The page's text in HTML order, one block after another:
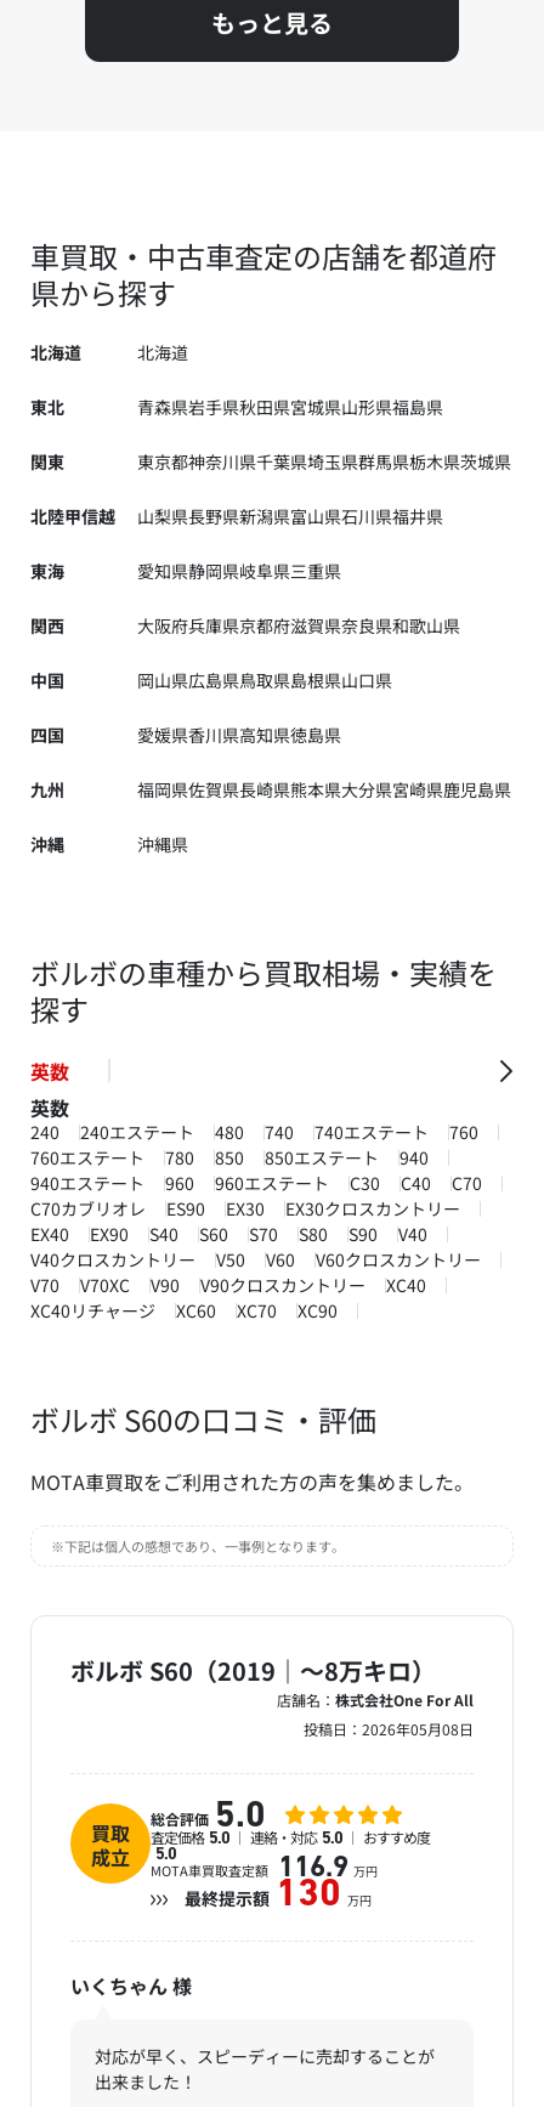
もっと見る
車買取・中古車査定の店舗を都道府
県から探す
北海道 北海道
東北 青森県岩手県秋田県宮城県山形県福島県
関東 東京都神奈川県千葉県埼玉県群馬県栃木県茨城県
北陸甲信越 山梨県長野県新潟県富山県石川県福井県
東海 愛知県静岡県岐阜県三重県
関西 大阪府兵庫県京都府滋賀県奈良県和歌山県
中国 岡山県広島県鳥取県島根県山口県
四国 愛媛県香川県高知県徳島県
九州 福岡県佐賀県長崎県熊本県大分県宮崎県鹿児島県
沖縄 沖縄県
ボルボの車種から買取相場・実績を
探す
英数
英数
240 240エステート 480 740 740エステート
760
760エステート
780 850 850エステート
940
940エステート
960 960エステート C30 C40
C70
C70カブリオレ
ES90 EX30
EX30クロスカントリー
EX40
EX90 S40 S60 S70 S80 S90
V40
V40クロスカントリー
V50 V60
V60クロスカントリー
V70
V70XC V90 V90クロスカントリー
XC40
XC40リチャージ
XC60 XC70 XC90
ボルボ S60の口コミ・評価
MOTA車買取をご利用された方の声を集めました。
※下記は個人の感想であり、一事例となります。
ボルボ S60（2019｜～8万キロ）
店舗名： 株式会社One For All
投稿日： 2026年05月08日
買取
成立
総合評価 5.0
査定価格 5.0 連絡・対応 5.0 おすすめ度
5.0
MOTA車買取査定額 116.9 万円
最終提示額 130 万円
いくちゃん様
対応が早く、スピーディーに売却することが
出来ました！